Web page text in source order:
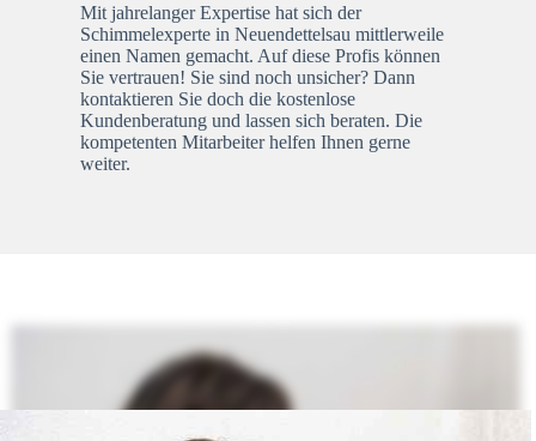
Mit jahrelanger Expertise hat sich der
Schimmelexperte in Neuendettelsau mittlerweile
einen Namen gemacht. Auf diese Profis können
Sie vertrauen! Sie sind noch unsicher? Dann
kontaktieren Sie doch die kostenlose
Kundenberatung und lassen sich beraten. Die
kompetenten Mitarbeiter helfen Ihnen gerne
weiter.